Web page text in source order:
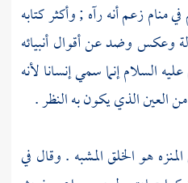
منام زعم أنه رآه ; وأكثر كتابه
وعكس وضد عن أقوال أنبيائه
عليه السلام إنما سمي إنسانا لأنه
العين الذي يكون به النظر .
هو الخلق المشبه . وقال في